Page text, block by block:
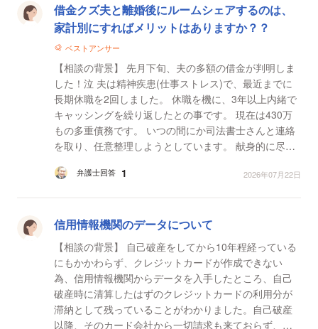
借金クズ夫と離婚後にルームシェアするのは、
家計別にすればメリットはありますか？？
ベストアンサー
【相談の背景】 先月下旬、夫の多額の借金が判明しま
した！泣 夫は精神疾患(仕事ストレス)で、最近までに
長期休職を2回しました。 休職を機に、3年以上内緒で
キャッシングを繰り返したとの事です。 現在は430万
もの多重債務です。 いつの間にか司法書士さんと連絡
を取り、任意整理しようとしています。 献身的に尽く
弁護士回答 1 2026年07月22日
信用情報機関のデータについて
【相談の背景】 自己破産をしてから10年程経っている
にもかかわらず、クレジットカードが作成できない
為、信用情報機関からデータを入手したところ、自己
破産時に清算したはずのクレジットカードの利用分が
滞納として残っていることがわかりました。自己破産
以降、そのカード会社から一切請求も来ておらず、イ